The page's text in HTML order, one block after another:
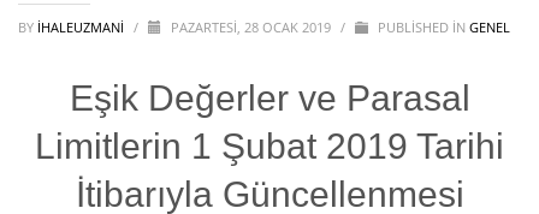
BY IHALEUZMANI / PAZARTESI, 28 OCAK 2019 / PUBLISHED IN GENEL
Eşik Değerler ve Parasal
Limitlerin 1 Şubat 2019 Tarihi
İtibarıyla Güncellenmesi